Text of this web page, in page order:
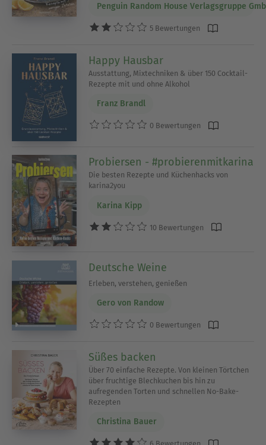
Penguin Random House Verlagsgruppe
5 Bewertungen
Happy Hausbar
Ausstattung, Mixtechniken & über 150 Cocktail-
Rezepte mit und ohne Alkohol
Franz Brandl
0 Bewertungen
Probiersen - #probierenmitkarina
Die besten Rezepte und Küchenhacks von
karina2you
Karina Kipp
10 Bewertungen
Deutsche Weine
Erleben, verstehen, genießen
Gero von Randow
0 Bewertungen
Süßes backen
Über 70 einfache Rezepte. Von kleinen Törtchen
über fruchtige Blechkuchen bis hin zu
aufregenden Torten und schnellen No-Bake-
Rezepten
Christina Bauer